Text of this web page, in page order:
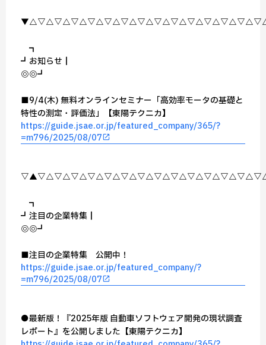
┏━━━━┓
┏┛お知らせ┃
┗◎━━◎━┛
■9/4(木) 無料オンラインセミナー「高効率モータの基礎と
特性の測定・評価法」【東陽テクニカ】
https://guide.jsae.or.jp/featured_company/365/?
=m796/2025/08/07
┏━━━━━━━┓
┏┛注目の企業特集┃
┗◎━━━━◎━━┛
■注目の企業特集 公開中！
https://guide.jsae.or.jp/featured_company/?
=m796/2025/08/07
●最新版！『2025年版 自動車ソフトウェア開発の現状調査
レポート』を公開しました【東陽テクニカ】